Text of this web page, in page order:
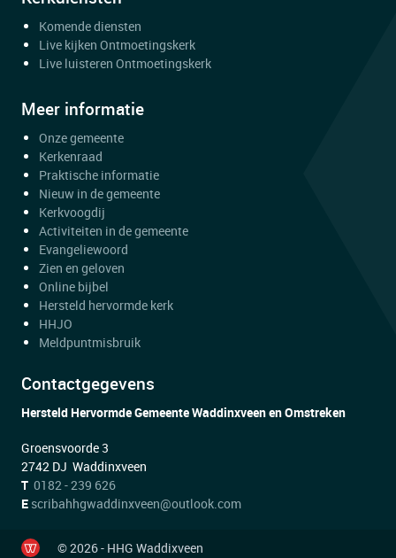
Komende diensten
Live kijken Ontmoetingskerk
Live luisteren Ontmoetingskerk
Meer informatie
Onze gemeente
Kerkenraad
Praktische informatie
Nieuw in de gemeente
Kerkvoogdij
Activiteiten in de gemeente
Evangeliewoord
Zien en geloven
Online bijbel
Hersteld hervormde kerk
HHJO
Meldpuntmisbruik
Contactgegevens
Hersteld Hervormde Gemeente Waddinxveen en Omstreken
Groensvoorde 3
2742 DJ Waddinxveen
T 0182 - 239 626
E scribahhgwaddinxveen@outlook.com
© 2026 - HHG Waddixveen